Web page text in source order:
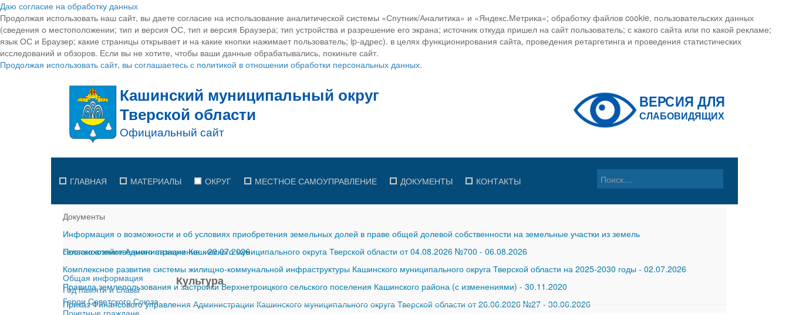
Даю согласие на обработку данных
Продолжая использовать наш сайт, вы даете согласие на использование аналитической системы «Спутник/Аналитика» и «Яндекс.Метрика»; обработку файлов cookie, пользовательских данных
(сведения о местоположении; тип и версия ОС, тип и версия Браузера; тип устройства и разрешение его экрана; источник откуда пришел на сайт пользователь; с какого сайта или по какой рекламе;
язык ОС и Браузер; какие страницы открывает и на какие кнопки нажимает пользователь; ip-адрес). в целях функционирования сайта, проведения ретаргетинга и проведения статистических
исследований и обзоров. Если вы не хотите, чтобы ваши данные обрабатывались, покиньте сайт.
Продолжая использовать сайт, вы соглашаетесь с политикой в отношении обработки персональных данных.
ГЛАВНАЯ МАТЕРИАЛЫ ОКРУГ МЕСТНОЕ САМОУПРАВЛЕНИЕ ДОКУМЕНТЫ КОНТАКТЫ
Документы
Информация о возможности и об условиях приобретения земельных долей в праве общей долевой собственности на земельные участки из земель
сельскохозяйственного назначения-29.07.2026
Постановление Администрации Кашинского муниципального округа Тверской области от 04.08.2026 №700 - 06.08.2026
Комплексное развитие системы жилищно-коммунальной инфраструктуры Кашинского муниципального округа Тверской области на 2025-2030 годы - 02.07.2026
Правила землепользования и застройки Верхнетроицкого сельского поселения Кашинского района (с изменениями) - 30.11.2020
Приказ Финансового управления Администрации Кашинского муниципального округа Тверской области от 26.06.2026 №27 - 30.06.2026
Общая информация
Год памяти и славы
Герои Советского Союза
Культура